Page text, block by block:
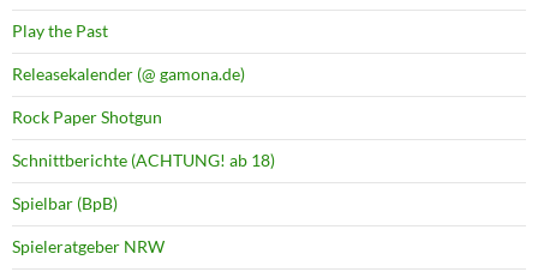
Play the Past
Releasekalender (@ gamona.de)
Rock Paper Shotgun
Schnittberichte (ACHTUNG! ab 18)
Spielbar (BpB)
Spieleratgeber NRW